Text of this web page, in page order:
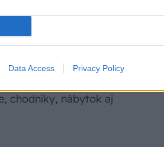
Data Access Privacy Policy
Práve naopak,
si svoj
chodníky, nábytok aj